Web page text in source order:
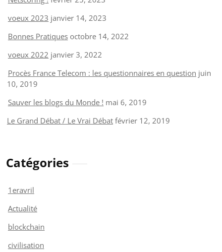
voeux 2023 janvier 14, 2023
Bonnes Pratiques octobre 14, 2022
voeux 2022 janvier 3, 2022
Procès France Telecom : les questionnaires en question juin
10, 2019
Sauver les blogs du Monde ! mai 6, 2019
Le Grand Débat / Le Vrai Débat février 12, 2019
Catégories
1eravril
Actualité
blockchain
civilisation